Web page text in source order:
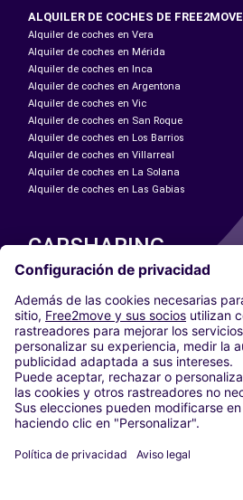
ALQUILER DE COCHES DE FREE2MOVE
Alquiler de coches en Vera
Alquiler de coches en Mérida
Alquiler de coches en Inca
Alquiler de coches en Argentona
Alquiler de coches en Vic
Alquiler de coches en San Roque
Alquiler de coches en Los Barrios
Alquiler de coches en Villarreal
Alquiler de coches en La Solana
Alquiler de coches en Las Gabias
CARSHARING
NUESTRAS CIUDADES
Paris
Madrid
Washington DC
Milán
Roma
Turín
Viena
Berlín
Düsseldorf